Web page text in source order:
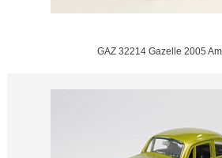
GAZ 32214 Gazelle 2005